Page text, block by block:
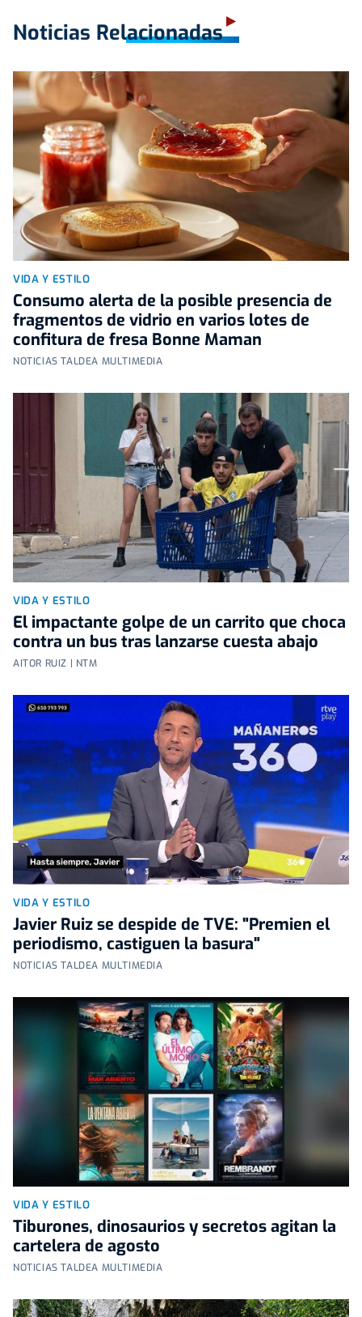
Noticias Relacionadas
VIDA Y ESTILO
Consumo alerta de la posible presencia de
fragmentos de vidrio en varios lotes de
confitura de fresa Bonne Maman
NOTICIAS TALDEA MULTIMEDIA
VIDA Y ESTILO
El impactante golpe de un carrito que choca
contra un bus tras lanzarse cuesta abajo
AITOR RUIZ | NTM
VIDA Y ESTILO
Javier Ruiz se despide de TVE: "Premien el
periodismo, castiguen la basura"
NOTICIAS TALDEA MULTIMEDIA
VIDA Y ESTILO
Tiburones, dinosaurios y secretos agitan la
cartelera de agosto
NOTICIAS TALDEA MULTIMEDIA